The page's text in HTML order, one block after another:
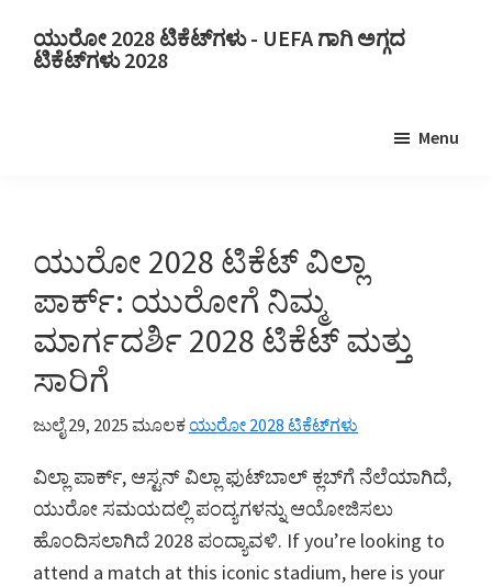
ವಿಷಯಕ್ಕೆ
ಸೈಡ್‌ಬಾರ್‌ಗೆ
ಯುರೋ 2028 ಟಿಕೆಟ್‌ಗಳು - UEFA ಗಾಗಿ ಅಗ್ಗದ
ಟಿಕೆಟ್‌ಗಳು 2028
UEFA
ಯುರೋಪಿಯನ್
ಫುಟ್ಬಾಲ್
ಚಾಂಪಿಯನ್‌ಶಿಪ್
ಟಿಕೆಟ್‌ಗಳು,
ಲಂಡನ್,
ಮ್ಯಾಂಚೆಸ್ಟರ್,
ಕಾರ್ಡಿಫ್,
ವಿಲ್ಲಾ
ಪಾರ್ಕ್
Menu
ಯುರೋ 2028 ಟಿಕೆಟ್ ವಿಲ್ಲಾ
ಪಾರ್ಕ್: ಯುರೋಗೆ ನಿಮ್ಮ
ಮಾರ್ಗದರ್ಶಿ 2028 ಟಿಕೆಟ್ ಮತ್ತು
ಸಾರಿಗೆ
ಜುಲೈ 29, 2025 ಮೂಲಕಯುರೋ 2028 ಟಿಕೆಟ್‌ಗಳು
ವಿಲ್ಲಾ ಪಾರ್ಕ್, ಆಸ್ಟನ್ ವಿಲ್ಲಾ ಫುಟ್‌ಬಾಲ್ ಕ್ಲಬ್‌ಗೆ ನೆಲೆಯಾಗಿದೆ,
ಯುರೋ ಸಮಯದಲ್ಲಿ ಪಂದ್ಯಗಳನ್ನು ಆಯೋಜಿಸಲು
ಹೊಂದಿಸಲಾಗಿದೆ 2028 ಪಂದ್ಯಾವಳಿ. If you’re looking to
attend a match at this iconic stadium, here is your